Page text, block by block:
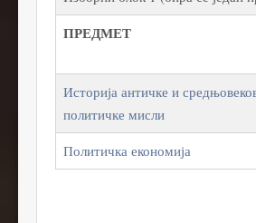
ПРЕДМЕТ
Историја античке и
политичке мисли
Политичка економија